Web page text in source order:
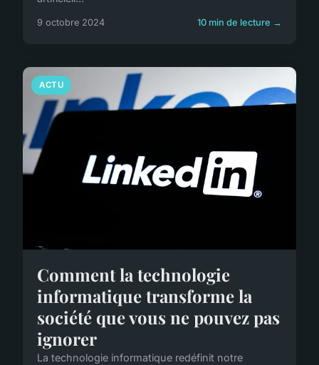
9 octobre 2024 10 min de lecture →
ACTU
Comment la technologie
informatique transforme la
société que vous ne pouvez pas
ignorer
La technologie informatique redéfinit notre